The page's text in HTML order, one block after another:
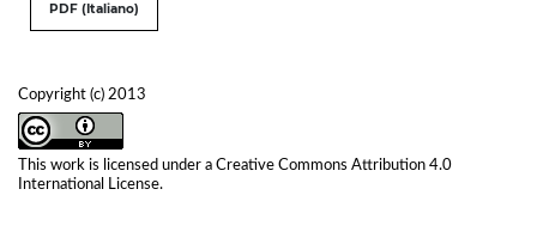
Copyright (c) 2013
This work is licensed under a Creative Commons Attribution 4.0
International License.
PDF (Italiano)